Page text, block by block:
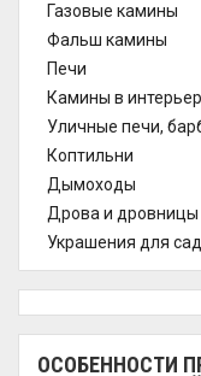
Газовые камины
Фальш камины
Печи
Камины в
Уличные печи,
Коптильни
Дымоходы
Дрова и дровницы
Украшения для
ОСОБЕННОСТИ